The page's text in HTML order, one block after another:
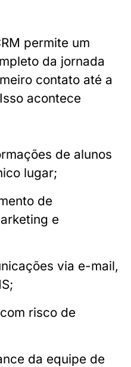
permite um
da jornada
contato até a
acontece
de alunos
lugar;
de
e
via e-mail,
risco de
da equipe de